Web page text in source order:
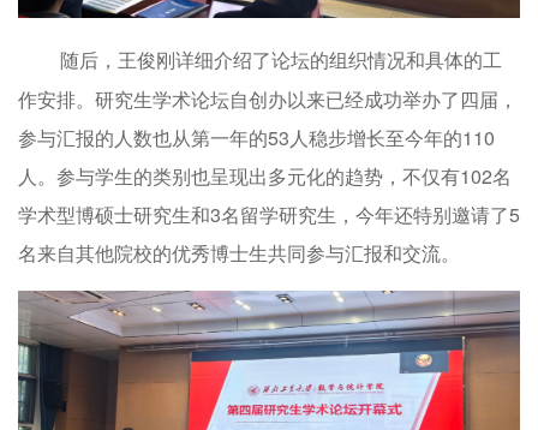
随后，王俊刚详细介绍了论坛的组织情况和具体的工
作安排。研究生学术论坛自创办以来已经成功举办了四届，
参与汇报的人数也从第一年的53人稳步增长至今年的110
人。参与学生的类别也呈现出多元化的趋势，不仅有102名
学术型博硕士研究生和3名留学研究生，今年还特别邀请了5
名来自其他院校的优秀博士生共同参与汇报和交流。